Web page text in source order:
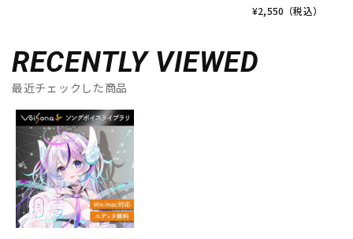
¥2,550 （税込）
RECENTLY VIEWED
最近チェックした商品